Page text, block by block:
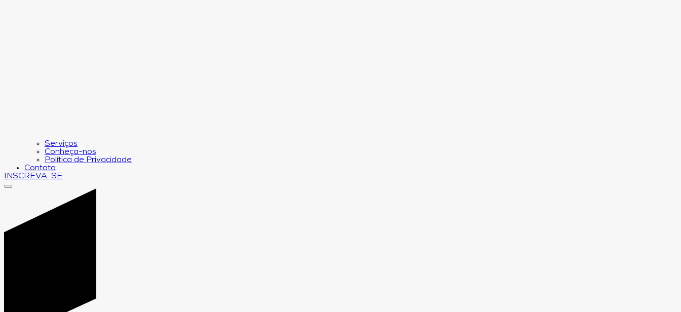
Serviços
Conheça-nos
Política de Privacidade
Contato
INSCREVA-SE